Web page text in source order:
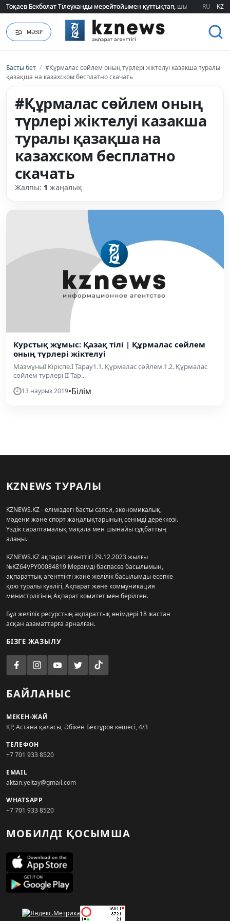
Тоқаев Бекболат Тілеуханды мерейтойымен құттықтап, шығармашылық
Тоқаев Бекболат Тілеуханды мерейтойымен құттықтап, шығармашылық
RU KZ
МӘЗІР
Басты бет / #Құрмалас сөйлем оның түрлері жіктелуі казакша туралы
қазақша на казахском бесплатно скачать
#Құрмалас сөйлем оның
түрлері жіктелуі казакша
туралы қазақша на
казахском бесплатно
скачать
Жалпы: 1 жаңалық
Курстық жұмыс: Қазақ тілі | Құрмалас сөйлем
оның түрлері жіктелуі
МазмұныІ Кіріспе.І Тарау1.1. Құрмалас сөйлем.1.2. Құрмалас
сөйлем түрлері ІІ Тар...
13 наурыз 2019•Білім
KZNEWS ТУРАЛЫ
KZNEWS.KZ - еліміздегі басты саяси, экономикалық,
мәдени және спорт жаңалықтарының сенімді дереккөзі.
Үздік сараптамалық мақала мен шынайы сұқбаттың
алаңы.
KZNEWS.KZ ақпарат агенттігі 29.12.2023 жылғы
№KZ64VPY00084819 Мерзімді баспасөз басылымын,
ақпараттық агенттікті және желілік басылымды есепке
қою туралы куәлігі, Ақпарат және коммуникация
министрлігінің Ақпарат комитетімен берілген.
Бұл желілік ресурстың ақпараттық өнімдері 18 жастан
асқан азаматтарға арналған.
БІЗГЕ ЖАЗЫЛУ
БАЙЛАНЫС
МЕКЕН-ЖАЙ
ҚР, Астана қаласы, Әбікен Бектұров көшесі, 4/3
ТЕЛЕФОН
+7 701 933 8520
EMAIL
aktan.yeltay@gmail.com
WHATSAPP
+7 701 933 8520
МОБИЛДІ ҚОСЫМША